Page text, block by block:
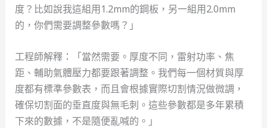
度？比如說我這組用1.2mm的鋼板，另一組用2.0mm
的，你們需要調整參數嗎？」
工程師解釋：「當然需要。厚度不同，雷射功率、焦
距、輔助氣體壓力都要跟著調整。我們每一個材質與厚
度都有標準參數表，而且會根據實際切割情況做微調，
確保切割面的垂直度與無毛刺。這些參數都是多年累積
下來的數據，不是隨便亂喊的。」